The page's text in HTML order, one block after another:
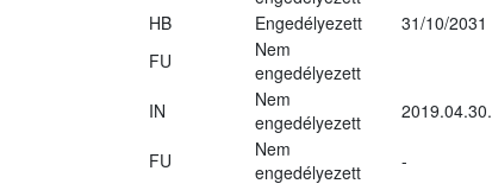
HB Engedélyezett
31/10/2031
FU
Nem
engedélyezett
IN
Nem
engedélyezett
2019.04.30.
FU
Nem
engedélyezett
-